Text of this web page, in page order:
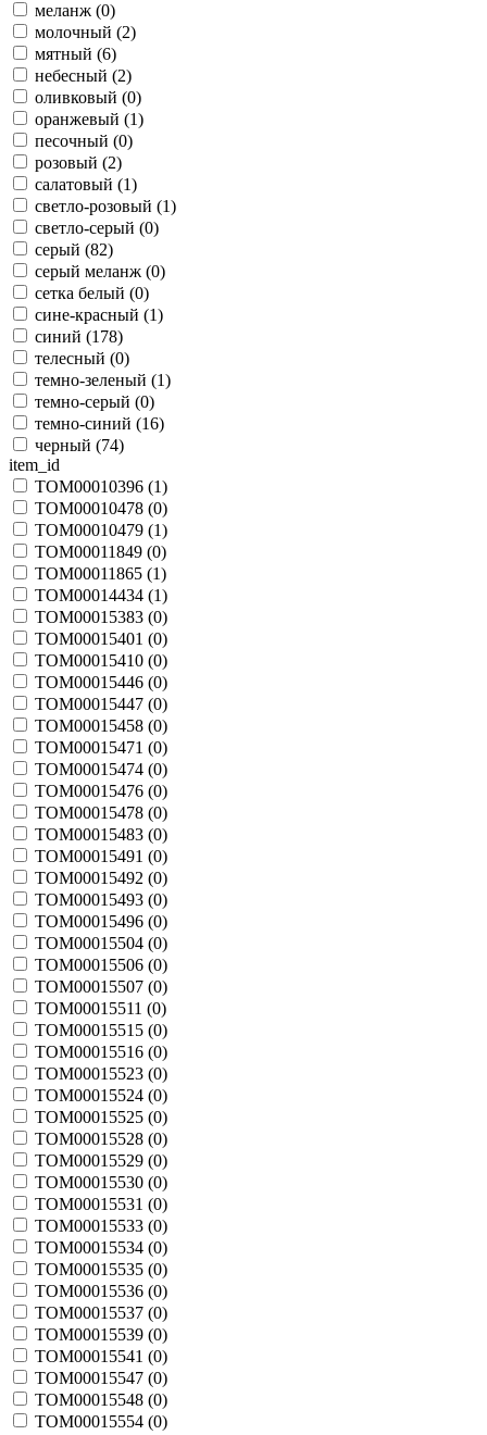
меланж (0)
молочный (2)
мятный (6)
небесный (2)
оливковый (0)
оранжевый (1)
песочный (0)
розовый (2)
салатовый (1)
светло-розовый (1)
светло-серый (0)
серый (82)
серый меланж (0)
сетка белый (0)
сине-красный (1)
синий (178)
телесный (0)
темно-зеленый (1)
темно-серый (0)
темно-синий (16)
черный (74)
item_id
TOM00010396 (1)
TOM00010478 (0)
TOM00010479 (1)
TOM00011849 (0)
TOM00011865 (1)
TOM00014434 (1)
TOM00015383 (0)
TOM00015401 (0)
TOM00015410 (0)
TOM00015446 (0)
TOM00015447 (0)
TOM00015458 (0)
TOM00015471 (0)
TOM00015474 (0)
TOM00015476 (0)
TOM00015478 (0)
TOM00015483 (0)
TOM00015491 (0)
TOM00015492 (0)
TOM00015493 (0)
TOM00015496 (0)
TOM00015504 (0)
TOM00015506 (0)
TOM00015507 (0)
TOM00015511 (0)
TOM00015515 (0)
TOM00015516 (0)
TOM00015523 (0)
TOM00015524 (0)
TOM00015525 (0)
TOM00015528 (0)
TOM00015529 (0)
TOM00015530 (0)
TOM00015531 (0)
TOM00015533 (0)
TOM00015534 (0)
TOM00015535 (0)
TOM00015536 (0)
TOM00015537 (0)
TOM00015539 (0)
TOM00015541 (0)
TOM00015547 (0)
TOM00015548 (0)
TOM00015554 (0)